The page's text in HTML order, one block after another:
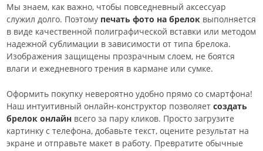
Мы знаем, как важно, чтобы повседневный аксессуар
служил долго. Поэтому печать фото на брелок выполняется
в виде качественной полиграфической вставки или методом
надежной сублимации в зависимости от типа брелока.
Изображения защищены прозрачным слоем, не боятся
влаги и ежедневного трения в кармане или сумке.
Оформить покупку невероятно удобно прямо со смартфона!
Наш интуитивный онлайн-конструктор позволяет создать
брелок онлайн всего за пару кликов. Просто загрузите
картинку с телефона, добавьте текст, оцените результат на
экране и отправьте макет в работу. Превратите обычные